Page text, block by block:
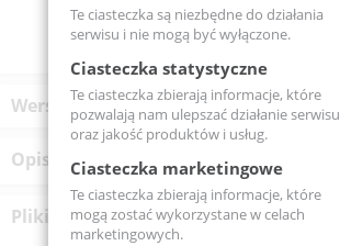
Pliki do pobrania
Wersje produktu
Opis produktu
Pliki do pobrania
Te ciasteczka są niezbędne do działania
serwisu i nie mogą być wyłączone.
Ciasteczka statystyczne
Te ciasteczka zbierają informacje, które
pozwalają nam ulepszać działanie serwisu
oraz jakość produktów i usług.
Ciasteczka marketingowe
Te ciasteczka zbierają informacje, które
mogą zostać wykorzystane w celach
marketingowych.